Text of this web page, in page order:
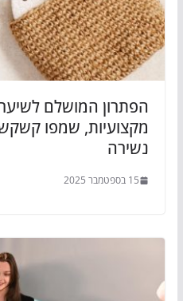
הפתרון המושלם
מקצועיות, שמפו
נשירה
15 בספטמבר 2025